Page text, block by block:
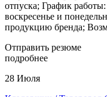
отпуска; График
воскресенье и
продукцию бренда;
Отправить резюме
подробнее
28 Июля